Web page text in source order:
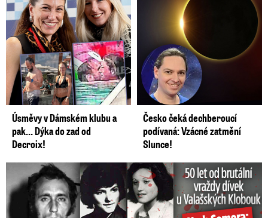
Úsměvy v Dámském klubu a
pak… Dýka do zad od
Decroix!
Česko čeká dechberoucí
podívaná: Vzácné zatmění
Slunce!
50 let od běsnění Somory: Těla dívek vrah ukryl na skládce